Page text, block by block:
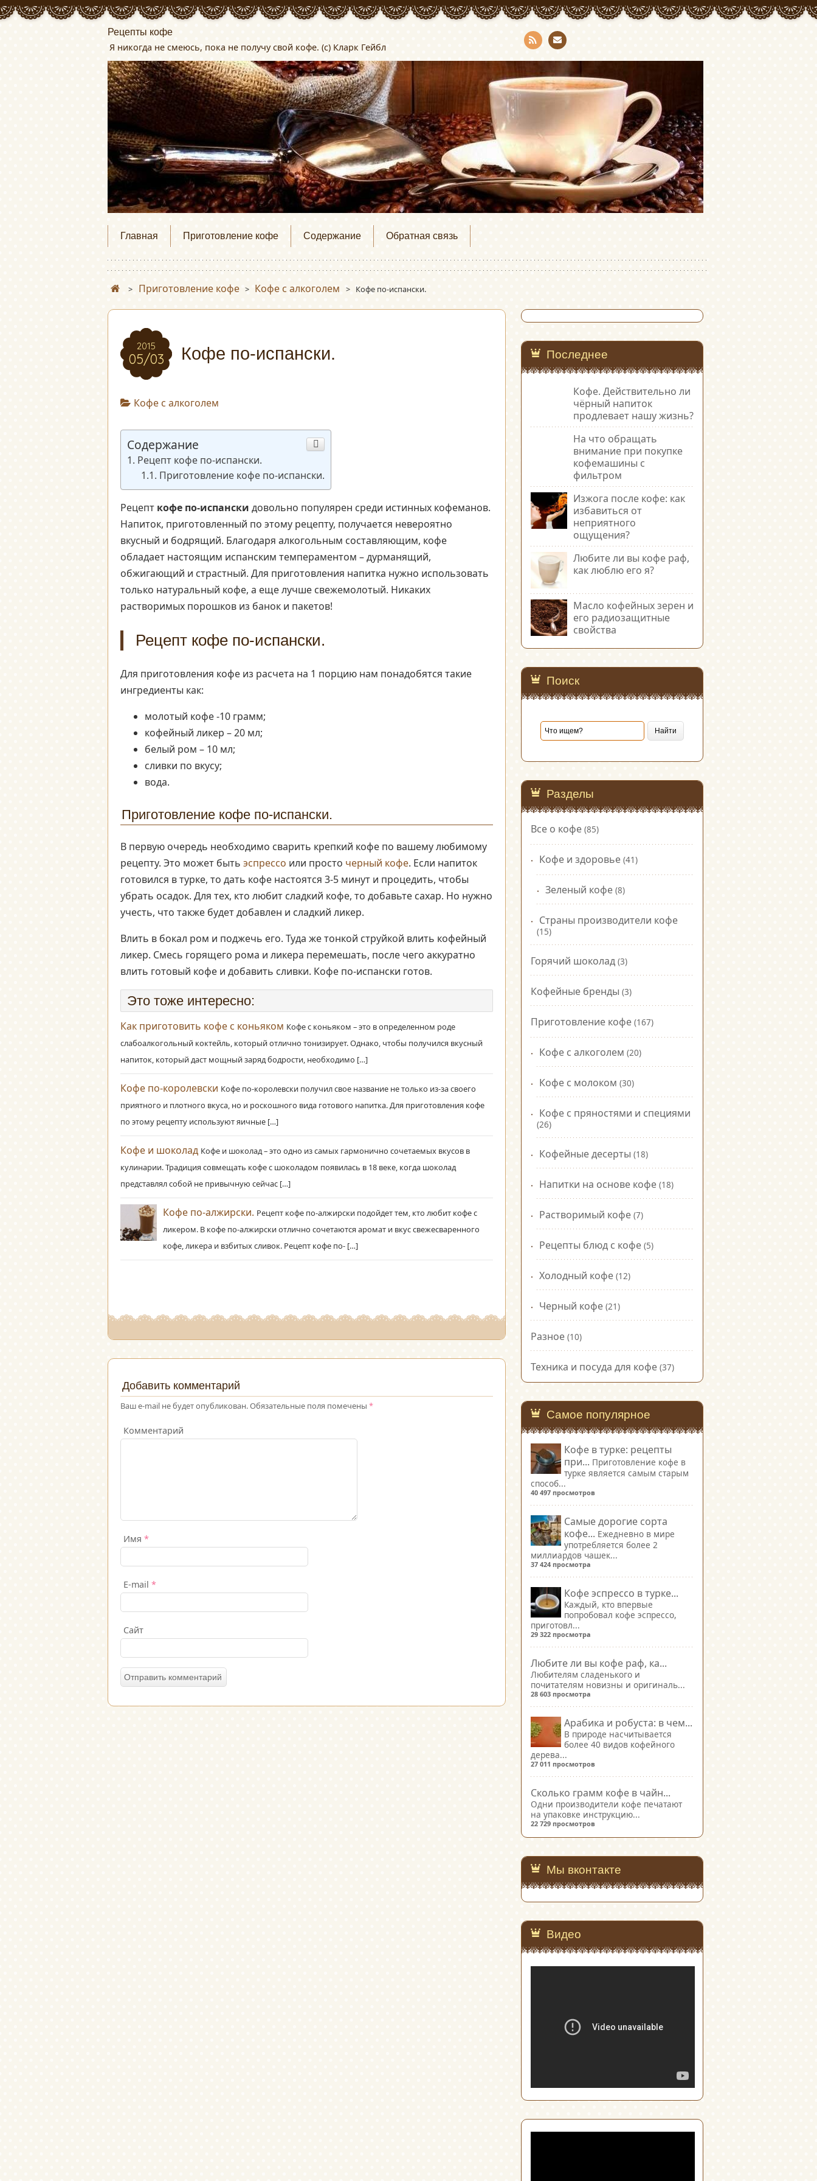
Рецепты кофе
Я никогда не смеюсь, пока не получу свой кофе. (с) Кларк Гейбл
RSS
tact
Главная Приготовление кофе Содержание Обратная связь
> Приготовление кофе > Кофе с алкоголем > Кофе по-испански.
2015
05/03 Кофе по-испански.
Кофе с алкоголем
Содержание
Рецепт кофе по-испански.
Приготовление кофе по-испански.
Рецепт кофе по-испански довольно популярен среди истинных кофеманов.
Напиток, приготовленный по этому рецепту, получается невероятно
вкусный и бодрящий. Благодаря алкогольным составляющим, кофе
обладает настоящим испанским темпераментом – дурманящий,
обжигающий и страстный. Для приготовления напитка нужно использовать
только натуральный кофе, а еще лучше свежемолотый. Никаких
растворимых порошков из банок и пакетов!
Рецепт кофе по-испански.
Для приготовления кофе из расчета на 1 порцию нам понадобятся такие
ингредиенты как:
молотый кофе -10 грамм;
кофейный ликер – 20 мл;
белый ром – 10 мл;
сливки по вкусу;
вода.
Приготовление кофе по-испански.
В первую очередь необходимо сварить крепкий кофе по вашему любимому
рецепту. Это может быть эспрессо или просто черный кофе. Если напиток
готовился в турке, то дать кофе настоятся 3-5 минут и процедить, чтобы
убрать осадок. Для тех, кто любит сладкий кофе, то добавьте сахар. Но нужно
учесть, что также будет добавлен и сладкий ликер.
Влить в бокал ром и поджечь его. Туда же тонкой струйкой влить кофейный
ликер. Смесь горящего рома и ликера перемешать, после чего аккуратно
влить готовый кофе и добавить сливки. Кофе по-испански готов.
Это тоже интересно:
Как приготовить кофе с коньяком Кофе с коньяком – это в определенном роде
слабоалкогольный коктейль, который отлично тонизирует. Однако, чтобы получился вкусный
напиток, который даст мощный заряд бодрости, необходимо […]
Кофе по-королевски Кофе по-королевски получил свое название не только из-за своего
приятного и плотного вкуса, но и роскошного вида готового напитка. Для приготовления кофе
по этому рецепту используют яичные […]
Кофе и шоколад Кофе и шоколад – это одно из самых гармонично сочетаемых вкусов в
кулинарии. Традиция совмещать кофе с шоколадом появилась в 18 веке, когда шоколад
представлял собой не привычную сейчас […]
Кофе по-алжирски. Рецепт кофе по-алжирски подойдет тем, кто любит кофе с
ликером. В кофе по-алжирски отлично сочетаются аромат и вкус свежесваренного
кофе, ликера и взбитых сливок. Рецепт кофе по- […]
Добавить комментарий
Ваш e-mail не будет опубликован.Обязательные поля помечены *
Комментарий
Имя *
E-mail *
Сайт
Последнее
Кофе. Действительно ли
чёрный напиток
продлевает нашу жизнь?
На что обращать
внимание при покупке
кофемашины с
фильтром
Изжога после кофе: как
избавиться от
неприятного
ощущения?
Любите ли вы кофе раф,
как люблю его я?
Масло кофейных зерен и
его радиозащитные
свойства
Поиск
Разделы
Все о кофе (85)
Кофе и здоровье (41)
Зеленый кофе (8)
Страны производители кофе
(15)
Горячий шоколад (3)
Кофейные бренды (3)
Приготовление кофе (167)
Кофе с алкоголем (20)
Кофе с молоком (30)
Кофе с пряностями и специями
(26)
Кофейные десерты (18)
Напитки на основе кофе (18)
Растворимый кофе (7)
Рецепты блюд с кофе (5)
Холодный кофе (12)
Черный кофе (21)
Разное (10)
Техника и посуда для кофе (37)
Самое популярное
Кофе в турке: рецепты
при... Приготовление кофе в
турке является самым старым
способ...
40 497 просмотров
Самые дорогие сорта
кофе... Ежедневно в мире
употребляется более 2
миллиардов чашек...
37 424 просмотра
Кофе эспрессо в турке...
Каждый, кто впервые
попробовал кофе эспрессо,
приготовл...
29 322 просмотра
Любите ли вы кофе раф, ка...
Любителям сладенького и
почитателям новизны и оригиналь...
28 603 просмотра
Арабика и робуста: в чем...
В природе насчитывается
более 40 видов кофейного
дерева...
27 011 просмотров
Сколько грамм кофе в чайн...
Одни производители кофе печатают
на упаковке инструкцию...
22 729 просмотров
Мы вконтакте
Видео